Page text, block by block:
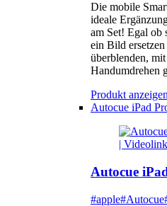
Die mobile
ideale
am Set! Egal ob
ein Bild
überblenden,
Handumdrehen
Produkt anzeigen
Autocue iPad
Autocue
#apple#Autocue